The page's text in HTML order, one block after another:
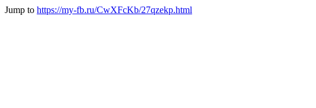
Jump to https://my-fb.ru/CwXFcKb/27qzekp.html